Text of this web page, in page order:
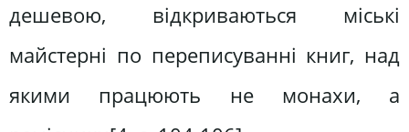
дешевою, відкриваються міські
майстерні по переписуванні книг, над
якими працюють не монахи, а